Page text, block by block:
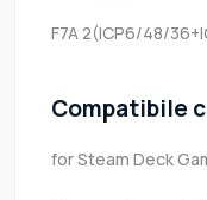
F7A2(ICP6/48/
Compatibile
for Steam Deck